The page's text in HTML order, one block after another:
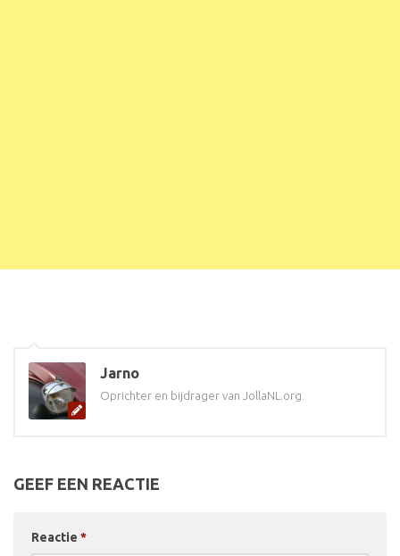
Jarno
Oprichter en bijdrager van JollaNL.org.
GEEF EEN REACTIE
Reactie *